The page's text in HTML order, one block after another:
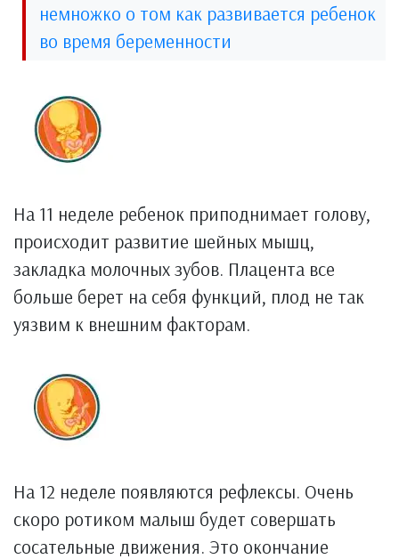
немножко о том как развивается ребенок
во время беременности
На 11 неделе ребенок приподнимает голову,
происходит развитие шейных мышц,
закладка молочных зубов. Плацента все
больше берет на себя функций, плод не так
уязвим к внешним факторам.
На 12 неделе появляются рефлексы. Очень
скоро ротиком малыш будет совершать
сосательные движения. Это окончание